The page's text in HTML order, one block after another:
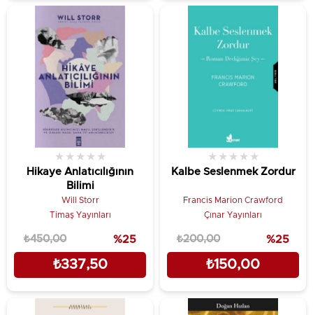
Hikaye Anlatıcılığının
Bilimi
★ ★ ★ ★ ★
Will Storr
Timaş Yayınları
₺337,50
₺450,00 %25
Kalbe Seslenmek Zordur
★ ★ ★ ★ ★
Francis Marion Crawford
Çınar Yayınları
₺150,00
₺200,00 %25